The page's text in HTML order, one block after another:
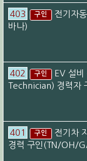
403 구인
전기자
바나)
402 구인
EV 설비
Technician) 경력자
401 구인
전기차
경력 구인(TN/OH/